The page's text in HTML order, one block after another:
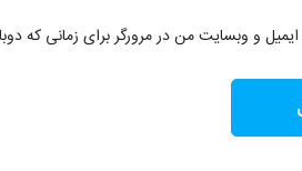
ایمیل و وبسایت من در مرورگر برای زمانی که